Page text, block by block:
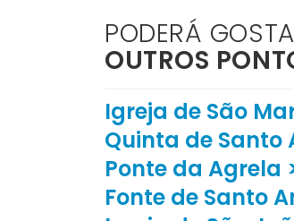
PODERÁ
OUTROS
Igreja de São
Quinta de Santo
Ponte da Agrela
Fonte de Santo